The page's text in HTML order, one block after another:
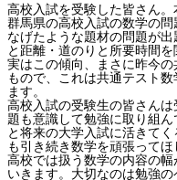
高校入試を受験した皆さん。
群馬県の高校入試の数学の
なげたような題材の問題が
と距離・道のりと所要時間を
実はこの傾向、まさに昨今
もので、これは共通テスト
ます。
高校入試の受験生の皆さん
題も意識して勉強に取り組
と将来の大学入試に活きて
も引き続き数学を頑張ってほ
高校では扱う数学の内容の
いきます。大切なのは勉強の